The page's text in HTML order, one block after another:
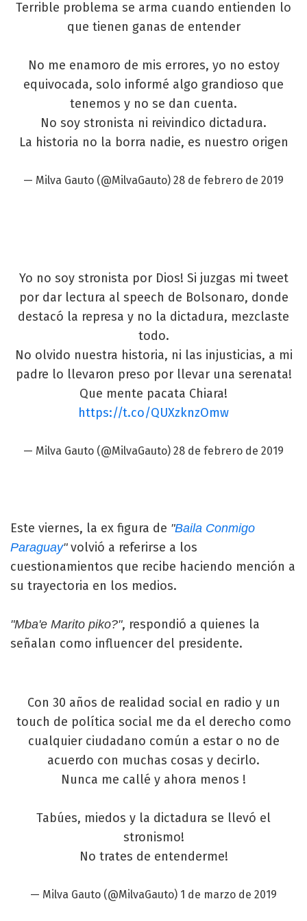
Terrible problema se arma cuando entienden lo
que tienen ganas de entender
No me enamoro de mis errores, yo no estoy
equivocada, solo informé algo grandioso que
tenemos y no se dan cuenta.
No soy stronista ni reivindico dictadura.
La historia no la borra nadie, es nuestro origen
— Milva Gauto (@MilvaGauto) 28 de febrero de 2019
Yo no soy stronista por Dios! Si juzgas mi tweet
por dar lectura al speech de Bolsonaro, donde
destacó la represa y no la dictadura, mezclaste
todo.
No olvido nuestra historia, ni las injusticias, a mi
padre lo llevaron preso por llevar una serenata!
Que mente pacata Chiara!
https://t.co/QUXzknzOmw
— Milva Gauto (@MilvaGauto) 28 de febrero de 2019
Este viernes, la ex figura de "Baila Conmigo
Paraguay"volvió a referirse a los
cuestionamientos que recibe haciendo mención a
su trayectoria en los medios.
"Mba'e Marito piko?", respondió a quienes la
señalan como influencer del presidente.
Con 30 años de realidad social en radio y un
touch de política social me da el derecho como
cualquier ciudadano común a estar o no de
acuerdo con muchas cosas y decirlo.
Nunca me callé y ahora menos !
Tabúes, miedos y la dictadura se llevó el
stronismo!
No trates de entenderme!
— Milva Gauto (@MilvaGauto) 1 de marzo de 2019